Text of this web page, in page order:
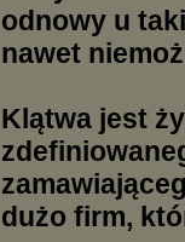
odnowy u
nawet
Klątwa jest
dużo firm,